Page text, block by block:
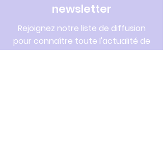
newsletter
Rejoignez notre liste de diffusion
pour connaître toute l'actualité de
la CPTS et du réseau santé Lunellois.